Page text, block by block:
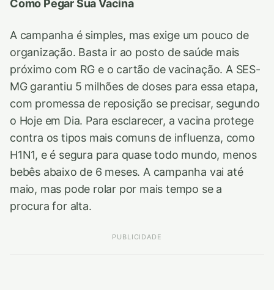
Como Pegar Sua Vacina
A campanha é simples, mas exige um pouco de
organização. Basta ir ao posto de saúde mais
próximo com RG e o cartão de vacinação. A SES-
MG garantiu 5 milhões de doses para essa etapa,
com promessa de reposição se precisar, segundo
o Hoje em Dia. Para esclarecer, a vacina protege
contra os tipos mais comuns de influenza, como
H1N1, e é segura para quase todo mundo, menos
bebês abaixo de 6 meses. A campanha vai até
maio, mas pode rolar por mais tempo se a
procura for alta.
PUBLICIDADE